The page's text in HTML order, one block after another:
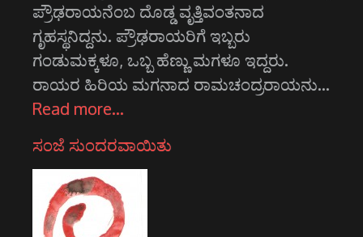
ಪ್ರೌಢರಾಯನೆಂಬ ದೊಡ್ಡ ವೃತ್ತಿವಂತನಾದ
ಗೃಹಸ್ಥನಿದ್ದನು. ಪ್ರೌಢರಾಯರಿಗೆ ಇಬ್ಬರು
ಗಂಡುಮಕ್ಕಳೂ, ಒಬ್ಬ ಹೆಣ್ಣು ಮಗಳೂ ಇದ್ದರು.
ರಾಯರ ಹಿರಿಯ ಮಗನಾದ ರಾಮಚಂದ್ರರಾಯನು…
Read more…
ಸಂಜೆ ಸುಂದರವಾಯಿತು